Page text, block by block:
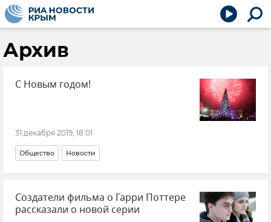
Архив
С Новым годом!
31 декабря 2019, 18:01
Общество Новости
Создатели фильма о Гарри Поттере
рассказали о новой серии